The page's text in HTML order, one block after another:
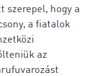
szerepel, hogy a
a fiatalok
az